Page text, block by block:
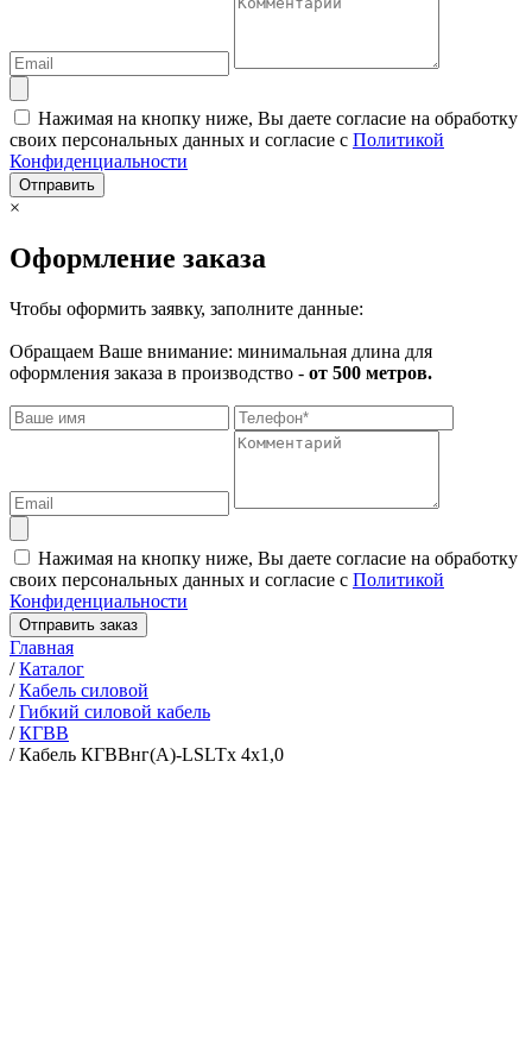
Нажимая на кнопку ниже, Вы даете согласие на обработку
своих персональных данных и согласие с Политикой
Конфиденциальности
Отправить
×
Оформление заказа
Чтобы оформить заявку, заполните данные:
Обращаем Ваше внимание: минимальная длина для
оформления заказа в производство - от 500 метров.
Нажимая на кнопку ниже, Вы даете согласие на обработку
своих персональных данных и согласие с Политикой
Конфиденциальности
Отправить заказ
Главная
/Каталог
/Кабель силовой
/Гибкий силовой кабель
/КГВВ
/Кабель КГВВнг(А)-LSLTx 4х1,0